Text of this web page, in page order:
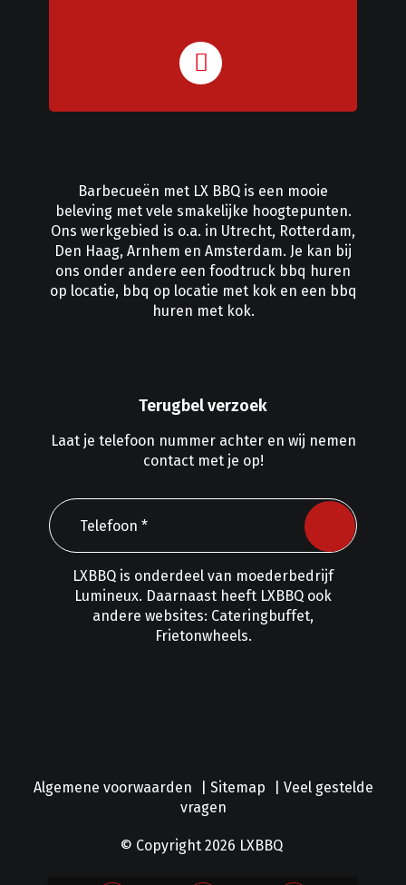
Barbecueën met LX BBQ is een mooie
beleving met vele smakelijke hoogtepunten.
Ons werkgebied is o.a. in Utrecht, Rotterdam,
Den Haag, Arnhem en Amsterdam. Je kan bij
ons onder andere een foodtruck bbq huren
op locatie, bbq op locatie met koken een bbq
huren met kok.
Terugbel verzoek
Laat je telefoon nummer achter en wij nemen
contact met je op!
LXBBQ is onderdeel van moederbedrijf
Lumineux. Daarnaast heeft LXBBQ ook
andere websites: Cateringbuffet,
Frietonwheels.
Algemene voorwaarden Sitemap
Veel gestelde
vragen
© Copyright 2026 LXBBQ